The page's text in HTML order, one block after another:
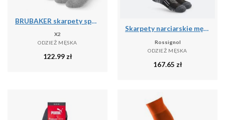
BRUBAKER skarpety sportowe 6 par unisex oddychające retro - Szary
X2
ODZIEŻ MĘSKA
122.99zł
Skarpety narciarskie męskie Rossignol High Speed
Rossignol
ODZIEŻ MĘSKA
167.65 zł